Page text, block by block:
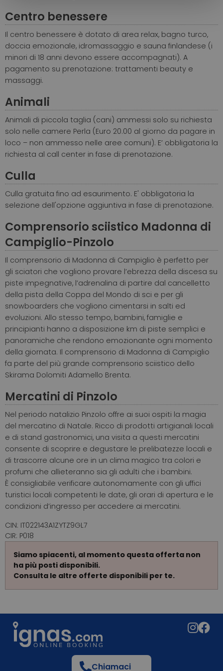
Centro benessere
Il centro benessere è dotato di area relax, bagno turco,
doccia emozionale, idromassaggio e sauna finlandese (i
minori di 18 anni devono essere accompagnati). A
pagamento su prenotazione: trattamenti beauty e
massaggi.
Animali
Animali di piccola taglia (cani) ammessi solo su richiesta
solo nelle camere Perla (Euro 20.00 al giorno da pagare in
loco – non ammesso nelle aree comuni). E’ obbligatoria la
richiesta al call center in fase di prenotazione.
Culla
Culla gratuita fino ad esaurimento. E' obbligatoria la
selezione dell'opzione aggiuntiva in fase di prenotazione.
Comprensorio sciistico Madonna di
Campiglio-Pinzolo
Il comprensorio di Madonna di Campiglio è perfetto per
gli sciatori che vogliono provare l’ebrezza della discesa su
piste impegnative, l’adrenalina di partire dal cancelletto
della pista della Coppa del Mondo di sci e per gli
snowboarders che vogliono cimentarsi in salti ed
evoluzioni. Allo stesso tempo, bambini, famiglie e
principianti hanno a disposizione km di piste semplici e
panoramiche che rendono emozionante ogni momento
della giornata. Il comprensorio di Madonna di Campiglio
fa parte del più grande comprensorio sciistico dello
Skirama Dolomiti Adamello Brenta.
Mercatini di Pinzolo
Nel periodo natalizio Pinzolo offre ai suoi ospiti la magia
del mercatino di Natale. Ricco di prodotti artigianali locali
e di stand gastronomici, una visita a questi mercatini
consente di scoprire e degustare le prelibatezze locali e
di trascorre alcune ore in un clima magico tra colori e
profumi che allieteranno sia gli adulti che i bambini.
È consigliabile verificare autonomamente con gli uffici
turistici locali competenti le date, gli orari di apertura e le
condizioni d’ingresso per accedere ai mercatini.
CIN: IT022143A1ZYTZ9GL7
CIR: P018
Siamo spiacenti, al momento questa offerta non
ha più posti disponibili.
Consulta le altre offerte disponibili per te.
Chiamaci